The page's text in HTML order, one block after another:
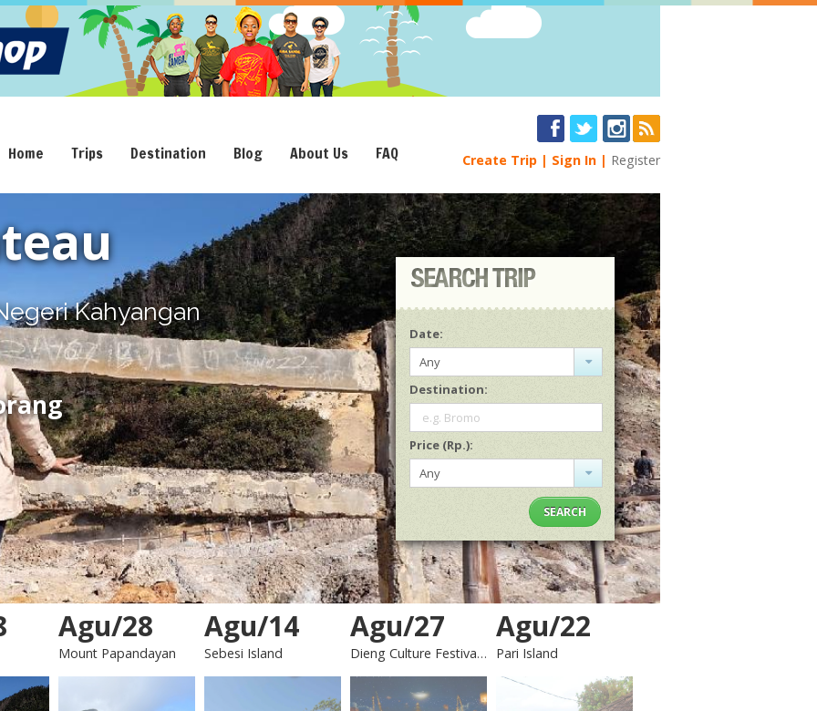
Home Trips Destination Blog About Us FAQ Create Trip Sign In Register
Kahyangan
Agu/28
Mount Papandayan
Agu/14
Sebesi Island
Agu/27
Dieng Culture Festival 2026
Agu/22
Pari Island
Date:
Any
Destination:
e.g. Bromo
Price (Rp.):
Any
SEARCH